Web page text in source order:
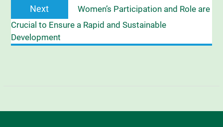
Next
post:
Women’s Participation and Role are
Crucial to Ensure a Rapid and Sustainable
Development